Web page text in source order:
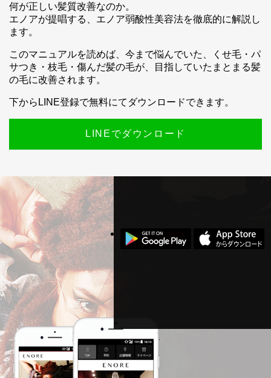
何が正しい髪質改善なのか。
エノアが提唱する、エノア弱酸性美容法を徹底的に解説し
ます。
このマニュアルを読めば、今まで悩んでいた、くせ毛・パ
サつき・枝毛・傷んだ髪の毛が、目指していたまとまる髪
の毛に改善されます。
下からLINE登録で無料にてダウンロードできます。
LINEでダウンロード